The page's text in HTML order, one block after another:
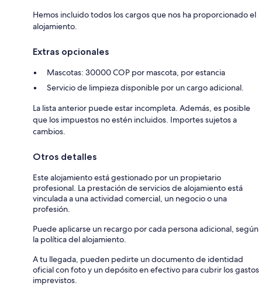
Hemos incluido todos los cargos que nos ha proporcionado el
alojamiento.
Extras opcionales
Mascotas: 30000 COP por mascota, por estancia
Servicio de limpieza disponible por un cargo adicional.
La lista anterior puede estar incompleta. Además, es posible
que los impuestos no estén incluidos. Importes sujetos a
cambios.
Otros detalles
Este alojamiento está gestionado por un propietario
profesional. La prestación de servicios de alojamiento está
vinculada a una actividad comercial, un negocio o una
profesión.
Puede aplicarse un recargo por cada persona adicional, según
la política del alojamiento.
A tu llegada, pueden pedirte un documento de identidad
oficial con foto y un depósito en efectivo para cubrir los gastos
imprevistos.